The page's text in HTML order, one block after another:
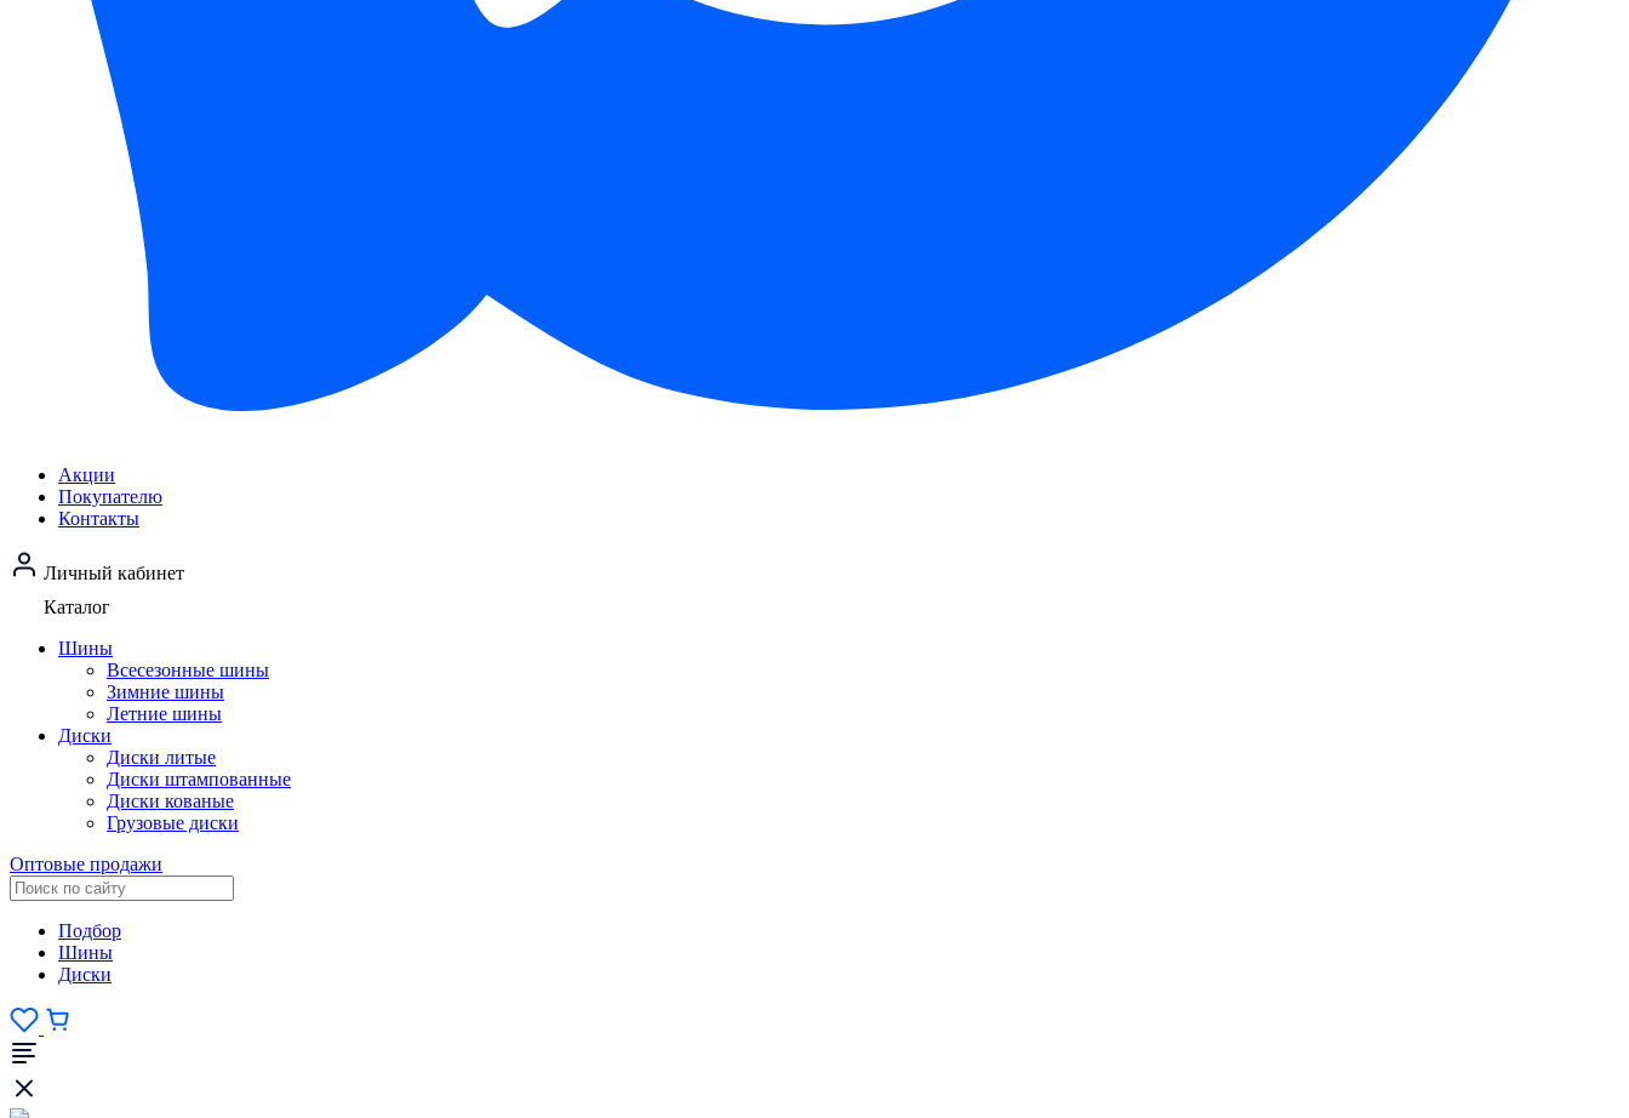
Акции
Покупателю
Контакты
Личный кабинет
Каталог
Шины
Всесезонные шины
Зимние шины
Летние шины
Диски
Диски литые
Диски штампованные
Диски кованые
Грузовые диски
Оптовые продажи
Подбор
Шины
Диски